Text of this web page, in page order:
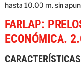
hasta 10.00 m. sin
FARLAP:
ECONÓMICA.